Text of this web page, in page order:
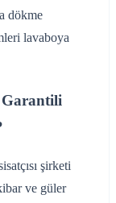
dökme
lavaboya
Garantili
şirketi
ve güler